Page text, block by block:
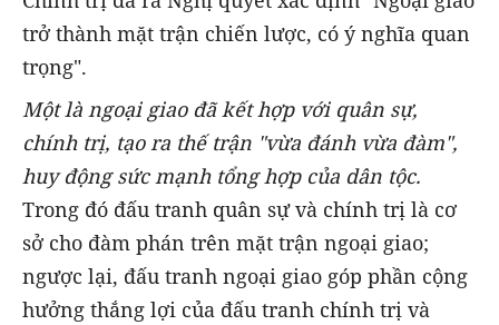
trở thành mặt trận chiến lược, có ý nghĩa quan
trọng".
Một là ngoại giao đã kết hợp với quân sự,
chính trị, tạo ra thế trận "vừa đánh vừa đàm",
huy động sức mạnh tổng hợp của dân tộc.
Trong đó đấu tranh quân sự và chính trị là cơ
sở cho đàm phán trên mặt trận ngoại giao;
ngược lại, đấu tranh ngoại giao góp phần cộng
hưởng thắng lợi của đấu tranh chính trị và